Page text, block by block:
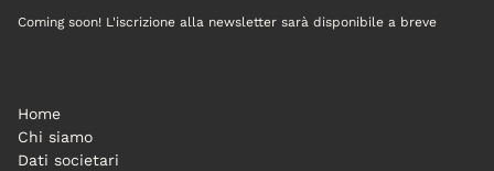
Coming soon! L'iscrizione alla newsletter sarà disponibile a breve
Home
Chi siamo
Dati societari